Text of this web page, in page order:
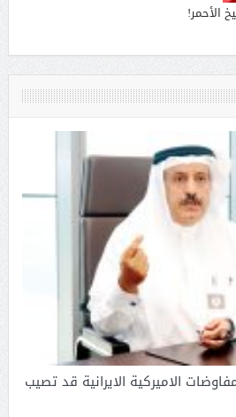
الأحمر!
الاميركية الايرانية قد تصيب